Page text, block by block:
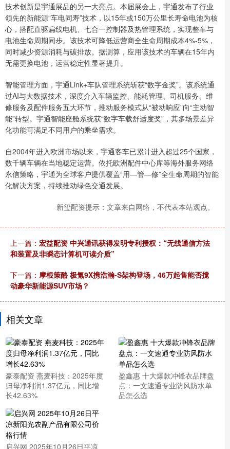
技术创新是宇通展品的另一大亮点。本届展会上，宇通发布了行业
领先的新能源“车电同寿”技术，以15年或150万公里长寿命电池为核
心，搭配直驱扁线电机、七合一控制器及热管理系统，实现整车与
电池生命周期同步。该技术可降低运营商全生命周期成本4%-5%，
同时减少资源消耗与碳排放。据测算，应用该技术的车辆在15年内
无需更换电池，运营稳定性显著提升。
智能管理方面，宇通Link+车队管理系统斩获“数字金奖”。该系统通
过AI与大数据技术，深度介入车辆监控、能耗管理、司机服务、维
修服务及配件服务五大环节，推动服务模式从“被动响应”向“主动智
能”转型。宇通智能座舱系统获“数字车载舒适度奖”，其多场景差异
化功能可满足不同用户的乘坐需求。
自2004年进入欧洲市场以来，宇通客车已累计进入超过25个国家，
数千辆车辆在当地稳定运营。依托欧洲配件中心库等海外服务网络
永信策略，宇通为全球客户提供覆盖“用—管—修”全生命周期的智能
化解决方案，持续推动绿色交通发展。
新玺配资提示：文章来自网络，不代表本站观点。
上一篇： 宏益配资 中兴通讯获得发明专利授权：“无线通信方法
和装置及非瞬态计算机可读介质”
下一篇： 摩根策酪 极氪9X携浩瀚-S架构登场，46万起售能否搅
动豪华新能源SUV市场？
相关文章
豪泰配资 燕麦科技：2025年度
归母净利润1.37亿元，同比增
长42.63%
盈鑫惠 十大爆款冲锋衣品牌盘
点：一文速通专业防风防水单
品怎么选
启兴网 2025年10月26日平凉